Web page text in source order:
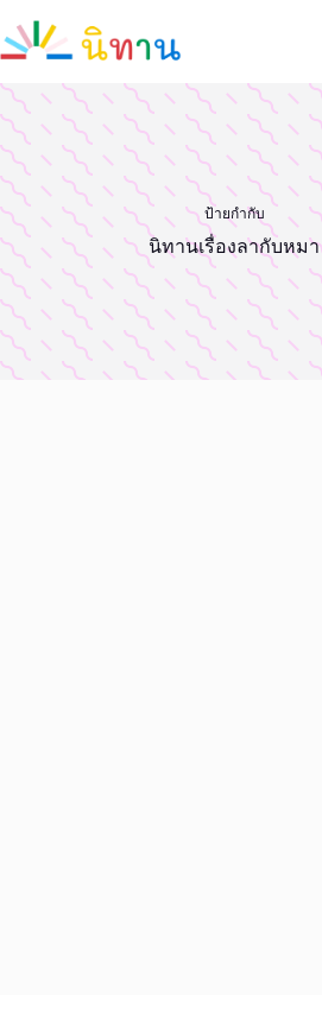
content
ป้ายกำกับ
นิทานเรื่องลากับหมา